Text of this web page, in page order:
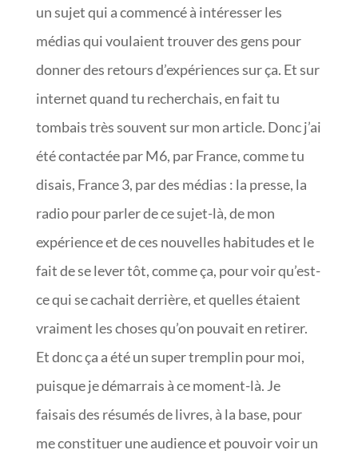
un sujet qui a commencé à intéresser les
médias qui voulaient trouver des gens pour
donner des retours d’expériences sur ça. Et sur
internet quand tu recherchais, en fait tu
tombais très souvent sur mon article. Donc j’ai
été contactée par M6, par France, comme tu
disais, France 3, par des médias : la presse, la
radio pour parler de ce sujet-là, de mon
expérience et de ces nouvelles habitudes et le
fait de se lever tôt, comme ça, pour voir qu’est-
ce qui se cachait derrière, et quelles étaient
vraiment les choses qu’on pouvait en retirer.
Et donc ça a été un super tremplin pour moi,
puisque je démarrais à ce moment-là. Je
faisais des résumés de livres, à la base, pour
me constituer une audience et pouvoir voir un